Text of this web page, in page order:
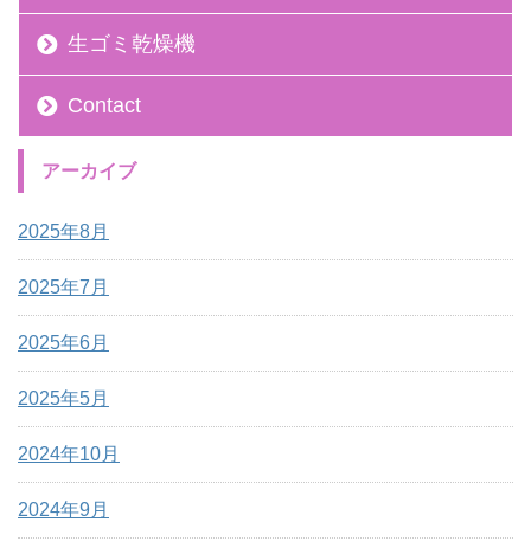
生ゴミ乾燥機
Contact
アーカイブ
2025年8月
2025年7月
2025年6月
2025年5月
2024年10月
2024年9月